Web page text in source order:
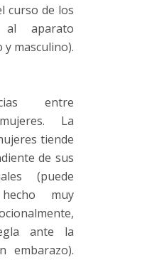
curso de los
al aparato
masculino).
entre
La
tiende
de sus
(puede
muy
ante la
embarazo).